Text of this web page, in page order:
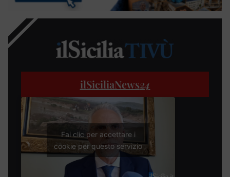
ilSiciliaNews24
Fai clic per accettare i
cookie per questo servizio